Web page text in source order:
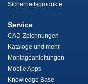
Sicherheitsprodukte
Service
CAD-Zeichnungen
Kataloge und mehr
Montageanleitungen
Mobile Apps
Knowledge Base